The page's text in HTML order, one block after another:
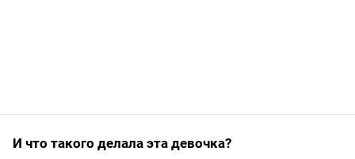
И что такого делала эта девочка?